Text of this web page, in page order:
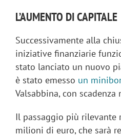
L’AUMENTO DI CAPITALE
Successivamente alla
iniziative finanziarie
stato lanciato un nuovo
è stato emesso un
Valsabbina, con scadenza
Il passaggio più
milioni di euro, che sarà